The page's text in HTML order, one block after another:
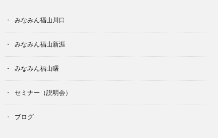
みなみん福山川口
みなみん福山新涯
みなみん福山曙
セミナー（説明会）
ブログ